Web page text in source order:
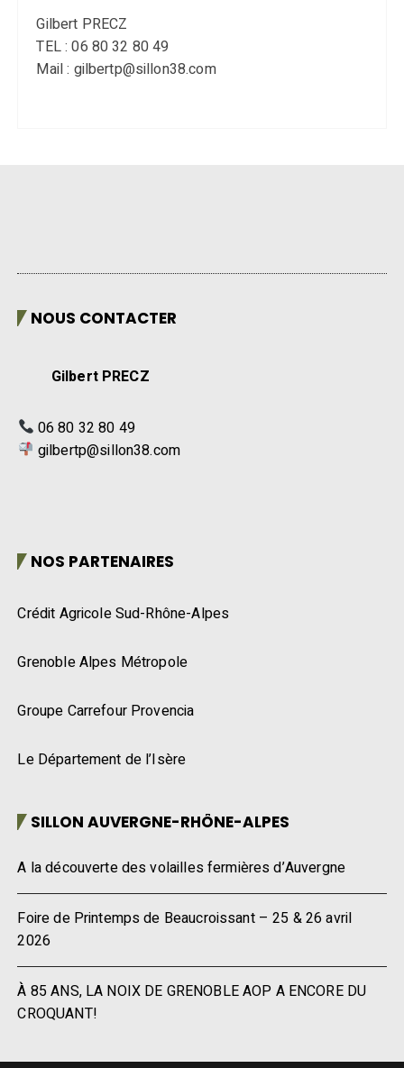
Gilbert PRECZ
TEL : 06 80 32 80 49
Mail : gilbertp@sillon38.com
NOUS CONTACTER
Gilbert PRECZ
06 80 32 80 49
gilbertp@sillon38.com
NOS PARTENAIRES
Crédit Agricole Sud-Rhône-Alpes
Grenoble Alpes Métropole
Groupe Carrefour Provencia
Le Département de l’Isère
SILLON AUVERGNE-RHÔNE-ALPES
A la découverte des volailles fermières d’Auvergne
Foire de Printemps de Beaucroissant – 25 & 26 avril
2026
À 85 ANS, LA NOIX DE GRENOBLE AOP A ENCORE DU
CROQUANT!